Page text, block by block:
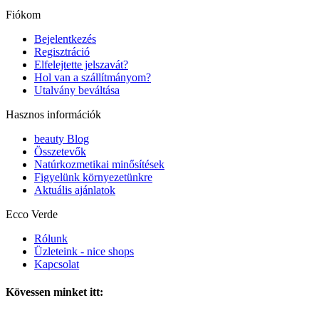
Fiókom
Bejelentkezés
Regisztráció
Elfelejtette jelszavát?
Hol van a szállítmányom?
Utalvány beváltása
Hasznos információk
beauty Blog
Összetevők
Natúrkozmetikai minősítések
Figyelünk környezetünkre
Aktuális ajánlatok
Ecco Verde
Rólunk
Üzleteink - nice shops
Kapcsolat
Kövessen minket itt: